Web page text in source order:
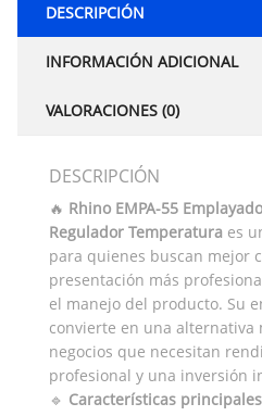
DESCRIPCIÓN
INFORMACIÓN ADICIONAL
VALORACIONES (0)
DESCRIPCIÓN
🔥 Rhino EMPA-55
Regulador Temperatura es
para quienes buscan mejor
presentación más
el manejo del producto. Su
convierte en una alternativa
negocios que necesitan
profesional y una inversión
🔹 Características principales